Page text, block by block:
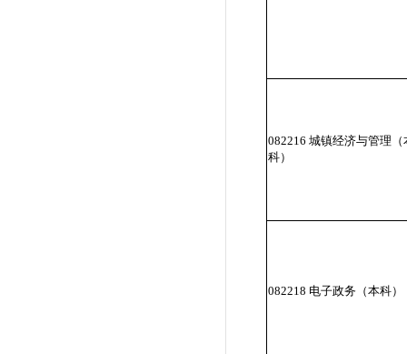
082216 城镇经济与管理（
科）
082218 电子政务（本科）